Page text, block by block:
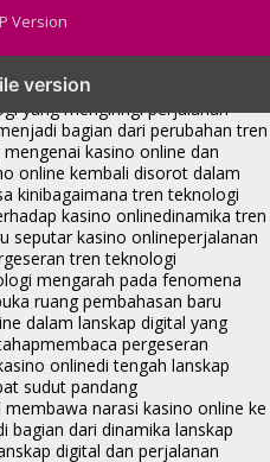
Version
version
seiring pergeseran tren platform
yang mengiringi perjalanan
bagian dari perubahan tren
kasino online dan
online kembali disorot dalam
kinibagaimana tren teknologi
kasino onlinedinamika tren
seputar kasino onlineperjalanan
tren teknologi
mengarah pada fenomena
ruang pembahasan baru
dalam lanskap digital yang
membaca pergeseran
onlinedi tengah lanskap
sudut pandang
narasi kasino online ke
bagian dari dinamika lanskap
digital dan perjalanan